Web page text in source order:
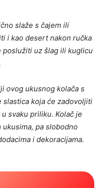
slaže s čajem ili
i kao desert nakon ručka
poslužiti uz šlag ili kuglicu
ovog ukusnog kolača s
slastica koja će zadovoljiti
svaku priliku. Kolač je
pa slobodno
i dekoracijama.